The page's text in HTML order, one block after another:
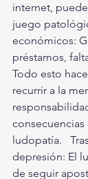
internet,
juego
económicos:
préstamos,
Todo esto
recurrir a la
consecuencias
ludopatía.
depresión: El
de seguir